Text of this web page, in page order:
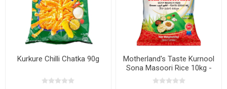
Kurkure Chilli Chatka 90g
Motherland's Taste Kurnool
Sona Masoori Rice 10kg -
EXP 30.06.2026